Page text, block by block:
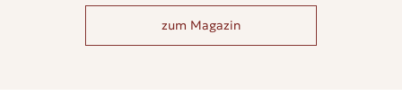
Dauerstress ausgesetzt zu fühlen.
zum Magazin